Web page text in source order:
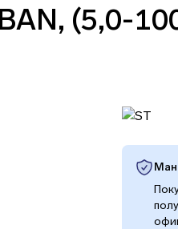
(5,0-